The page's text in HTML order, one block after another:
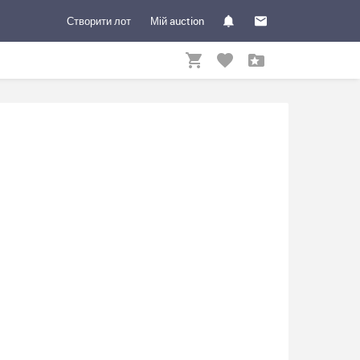
Мій auction
Створити лот